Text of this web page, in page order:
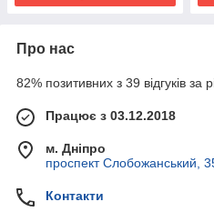
Про нас
82% позитивних з 39 відгуків за
Працює з 03.12.2018
м. Дніпро
проспект Слобожанський,
Контакти